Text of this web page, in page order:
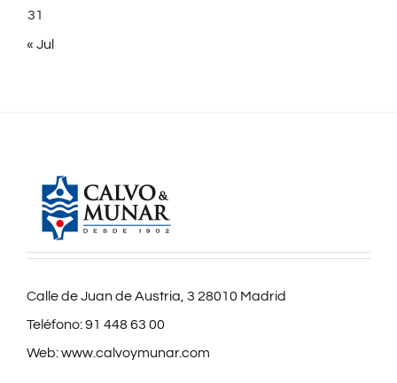
31
« Jul
Calle de Juan de Austria, 3 28010 Madrid
Teléfono:91 448 63 00
Web:www.calvoymunar.com